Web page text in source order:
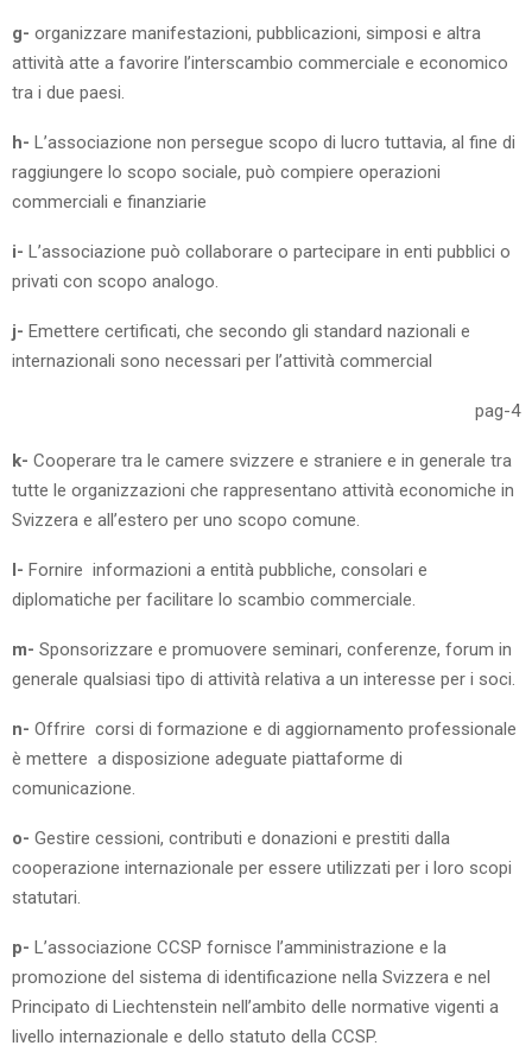
g- organizzare manifestazioni, pubblicazioni, simposi e altra
attività atte a favorire l’interscambio commerciale e economico
tra i due paesi.
h- L’associazione non persegue scopo di lucro tuttavia, al fine di
raggiungere lo scopo sociale, può compiere operazioni
commerciali e finanziarie
i- L’associazione può collaborare o partecipare in enti pubblici o
privati con scopo analogo.
j- Emettere certificati, che secondo gli standard nazionali e
internazionali sono necessari per l’attività commercial
pag-4
k- Cooperare tra le camere svizzere e straniere e in generale tra
tutte le organizzazioni che rappresentano attività economiche in
Svizzera e all’estero per uno scopo comune.
l- Fornire informazioni a entità pubbliche, consolari e
diplomatiche per facilitare lo scambio commerciale.
m- Sponsorizzare e promuovere seminari, conferenze, forum in
generale qualsiasi tipo di attività relativa a un interesse per i soci.
n- Offrire corsi di formazione e di aggiornamento professionale
è mettere a disposizione adeguate piattaforme di
comunicazione.
o- Gestire cessioni, contributi e donazioni e prestiti dalla
cooperazione internazionale per essere utilizzati per i loro scopi
statutari.
p- L’associazione CCSP fornisce l’amministrazione e la
promozione del sistema di identificazione nella Svizzera e nel
Principato di Liechtenstein nell’ambito delle normative vigenti a
livello internazionale e dello statuto della CCSP.